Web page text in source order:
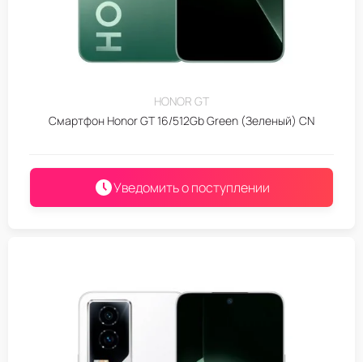
HONOR GT
Смартфон Honor GT 16/512Gb Green (Зеленый) CN
Уведомить о поступлении